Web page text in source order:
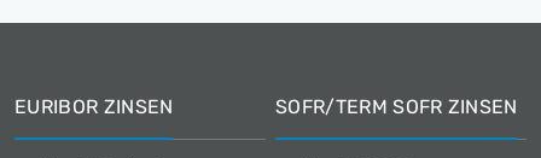
EURIBOR ZINSEN SOFR/TERM SOFR ZINSEN